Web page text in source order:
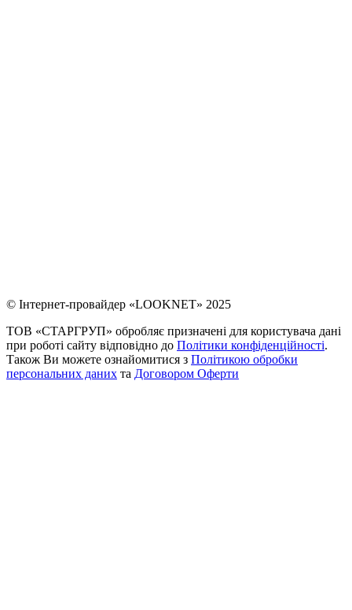
© Інтернет-провайдер «LOOKNET» 2025
ТОВ «СТАРГРУП» обробляє призначені для користувача дані
при роботі сайту відповідно до Політики конфіденційності.
Також Ви можете ознайомитися з Політикою обробки
персональних даних та Договором Оферти